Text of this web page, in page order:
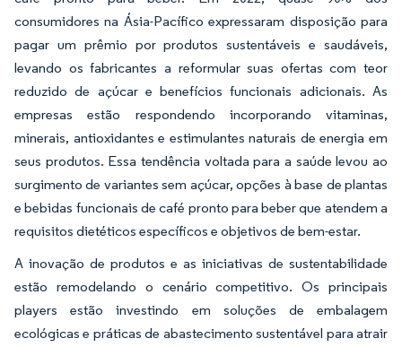
consumidores na Ásia-Pacífico expressaram disposição para
pagar um prêmio por produtos sustentáveis e saudáveis,
levando os fabricantes a reformular suas ofertas com teor
reduzido de açúcar e benefícios funcionais adicionais. As
empresas estão respondendo incorporando vitaminas,
minerais, antioxidantes e estimulantes naturais de energia em
seus produtos. Essa tendência voltada para a saúde levou ao
surgimento de variantes sem açúcar, opções à base de plantas
e bebidas funcionais de café pronto para beber que atendem a
requisitos dietéticos específicos e objetivos de bem-estar.
A inovação de produtos e as iniciativas de sustentabilidade
estão remodelando o cenário competitivo. Os principais
players estão investindo em soluções de embalagem
ecológicas e práticas de abastecimento sustentável para atrair